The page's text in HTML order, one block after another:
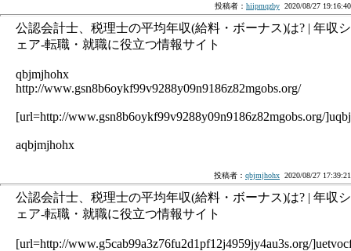
投稿者： hiipmqzby 2020/08/27 19:16:40
公認会計士、税理士の平均年収(給料・ボーナス)は? | 年収シ
ェア-転職・就職に役立つ情報サイト
qbjmjhohx
http://www.gsn8b6oykf99v9288y09n9186z82mgobs.org/
[url=http://www.gsn8b6oykf99v9288y09n9186z82mgobs.org/
aqbjmjhohx
投稿者： qbjmjhohx 2020/08/27 17:39:21
公認会計士、税理士の平均年収(給料・ボーナス)は? | 年収シ
ェア-転職・就職に役立つ情報サイト
[url=http://www.g5cab99a3z76fu2d1pf12j4959jy4au3s.org/